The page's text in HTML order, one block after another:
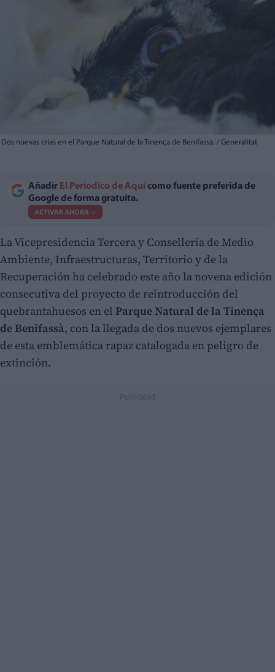
Dos nuevas crías en el Parque Natural de la Tinença de Benifassà. / Generalitat
Añadir El Periodico de Aquí como fuente preferida de
Google de forma gratuita.
ACTIVAR AHORA
La Vicepresidencia Tercera y Conselleria de Medio
Ambiente, Infraestructuras, Territorio y de la
Recuperación ha celebrado este año la novena edición
consecutiva del proyecto de reintroducción del
quebrantahuesos en el Parque Natural de la Tinença
de Benifassà, con la llegada de dos nuevos ejemplares
de esta emblemática rapaz catalogada en peligro de
extinción.